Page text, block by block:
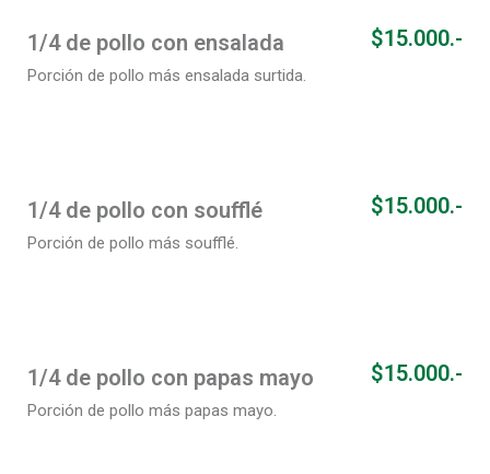
1/4 de pollo con ensalada
Porción de pollo más ensalada surtida.
$15.000.-
1/4 de pollo con soufflé
Porción de pollo más soufflé.
$15.000.-
1/4 de pollo con papas mayo
Porción de pollo más papas mayo.
$15.000.-